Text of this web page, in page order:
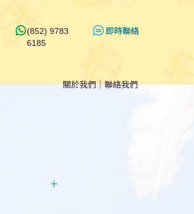
(852) 9783
6185
​即時聯絡
關於我們｜聯絡我們